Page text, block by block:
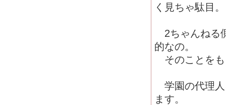
く見ちゃ駄目。
2ちゃんねる
的なの。
そのことをも
学園の代理人
ます。